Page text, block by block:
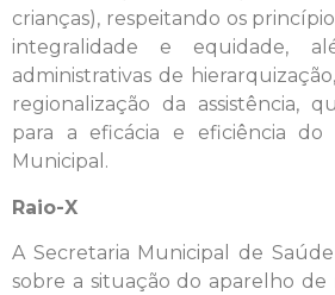
crianças), respeitando os
integralidade e equidade,
administrativas de
regionalização da assistência,
para a eficácia e eficiência do
Municipal.
Raio-X
A Secretaria Municipal de
sobre a situação do aparelho de